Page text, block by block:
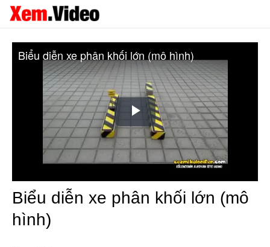
Play
Video
Biểu diễn xe phân khối lớn (mô hình)
Biểu diễn xe phân khối lớn (mô
hình)